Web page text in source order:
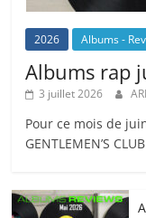
2026 Albums -
Albums rap
3 juillet 2026
Pour ce mois de
GENTLEMEN’S